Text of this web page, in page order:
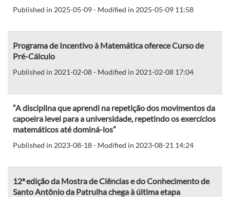
Published in 2025-05-09 - Modified in 2025-05-09 11:58
Programa de Incentivo à Matemática oferece Curso de
Pré-Cálculo
Published in 2021-02-08 - Modified in 2021-02-08 17:04
“A disciplina que aprendi na repetição dos movimentos da
capoeira levei para a universidade, repetindo os exercícios
matemáticos até dominá-los”
Published in 2023-08-18 - Modified in 2023-08-21 14:24
12ª edição da Mostra de Ciências e do Conhecimento de
Santo Antônio da Patrulha chega à última etapa